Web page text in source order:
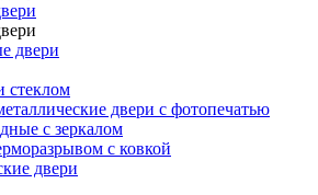
двери
стеклом
двери с фотопечатью
с зеркалом
с ковкой
двери